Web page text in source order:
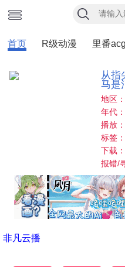
首页 R级动漫 里番acg
从指
马是
地区
年代
播放
标签
下载：
报错/
非凡云播